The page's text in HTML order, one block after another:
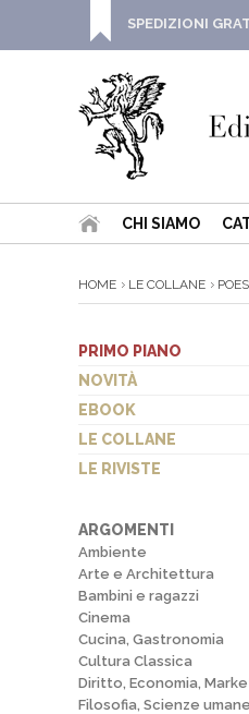
SPEDIZIONI
CHI SIAMO
HOME LE COLLANE
PRIMO PIANO
NOVITÀ
EBOOK
LE COLLANE
LE RIVISTE
ARGOMENTI
Ambiente
Arte e Architettura
Bambini e ragazzi
Cinema
Cucina, Gastronomia
Cultura Classica
Diritto, Economia,
Filosofia, Scienze umane